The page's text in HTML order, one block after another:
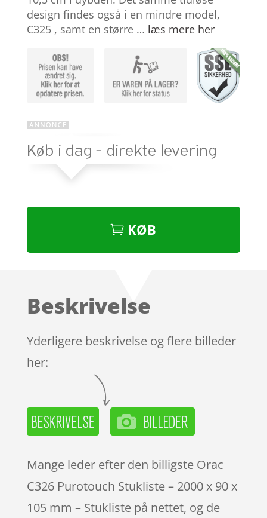
design findes også i en mindre model,
C325 , samt en større … læs mere her
KØB
Beskrivelse
Yderligere beskrivelse og flere billeder
her:
Mange leder efter den billigste Orac
C326 Purotouch Stukliste – 2000 x 90 x
105 mm – Stukliste på nettet, og de